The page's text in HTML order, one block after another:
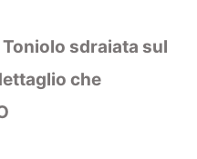
sdraiata sul
che